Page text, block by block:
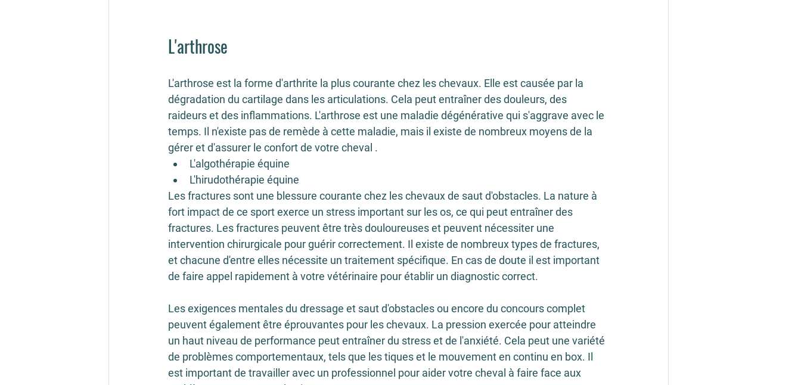
L'arthrose
L'arthrose est la forme d'arthrite la plus courante chez les chevaux. Elle est causée par la
dégradation du cartilage dans les articulations. Cela peut entraîner des douleurs, des
raideurs et des inflammations. L'arthrose est une maladie dégénérative qui s'aggrave avec le
temps. Il n'existe pas de remède à cette maladie, mais il existe de nombreux moyens de la
gérer et d'assurer le confort de votre cheval .
L'algothérapie équine
L'hirudothérapie équine
Les fractures sont une blessure courante chez les chevaux de saut d'obstacles. La nature à
fort impact de ce sport exerce un stress important sur les os, ce qui peut entraîner des
fractures. Les fractures peuvent être très douloureuses et peuvent nécessiter une
intervention chirurgicale pour guérir correctement. Il existe de nombreux types de fractures,
et chacune d'entre elles nécessite un traitement spécifique. En cas de doute il est important
de faire appel rapidement à votre vétérinaire pour établir un diagnostic correct.
Les exigences mentales du dressage et saut d'obstacles ou encore du concours complet
peuvent également être éprouvantes pour les chevaux. La pression exercée pour atteindre
un haut niveau de performance peut entraîner du stress et de l'anxiété. Cela peut une variété
de problèmes comportementaux, tels que les tiques et le mouvement en continu en box. Il
est important de travailler avec un professionnel pour aider votre cheval à faire face aux